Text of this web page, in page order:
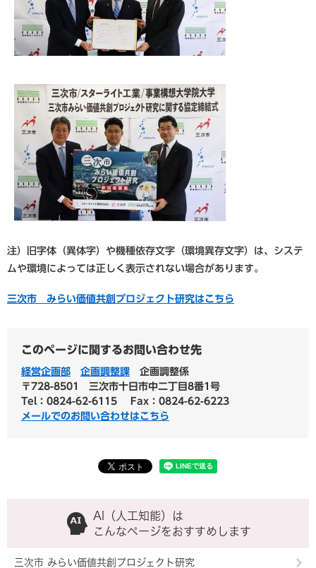
注）旧字体（異体字）や機種依存文字（環境異存文字）は、システ
ムや環境によっては正しく表示されない場合があります。
三次市 みらい価値共創プロジェクト研究はこちら
このページに関するお問い合わせ先
経営企画部 企画調整課
企画調整係
〒728-8501
三次市十日市中二丁目8番1号
Tel：0824-62-6115
Fax：0824-62-6223
メールでのお問い合わせはこちら
AI（人工知能）は
こんなページをおすすめします
三次市 みらい価値共創プロジェクト研究